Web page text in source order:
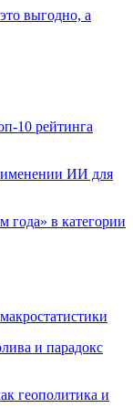
выгодно, а
10 рейтинга
ИИ для
года» в категории
и парадокс
геополитика и